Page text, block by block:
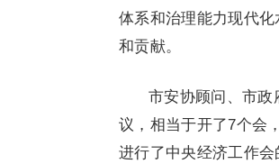
体系和治理能力现代
和贡献。
市安协顾问、市政
议，相当于开了7个会
进行了中央经济工作